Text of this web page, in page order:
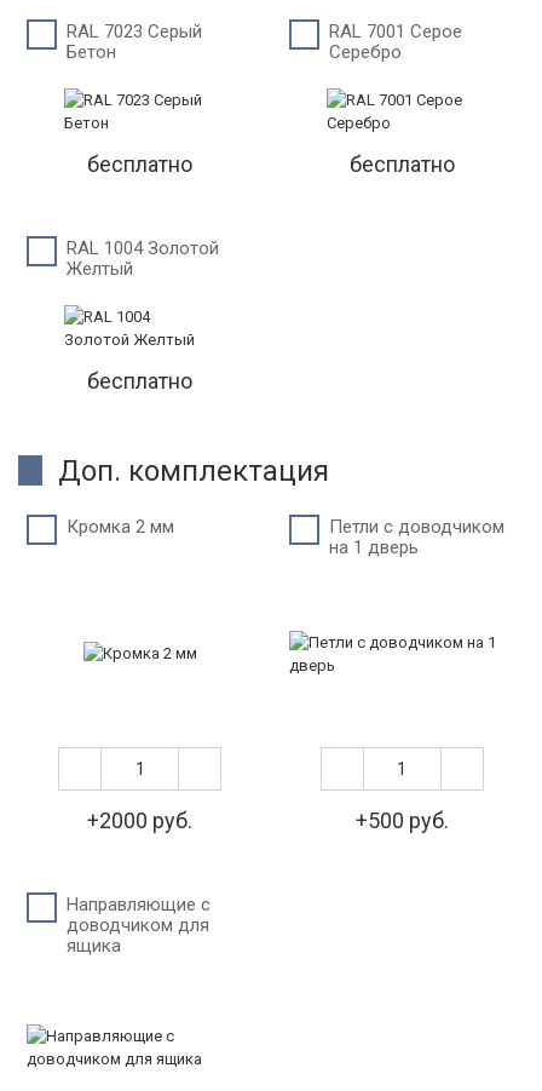
RAL 7023 Серый
Бетон
бесплатно
RAL 7001 Серое
Серебро
бесплатно
RAL 1004 Золотой
Желтый
бесплатно
Доп. комплектация
Кромка 2 мм
+2000 руб.
Петли c доводчиком
на 1 дверь
+500 руб.
Направляющие с
доводчиком для
ящика